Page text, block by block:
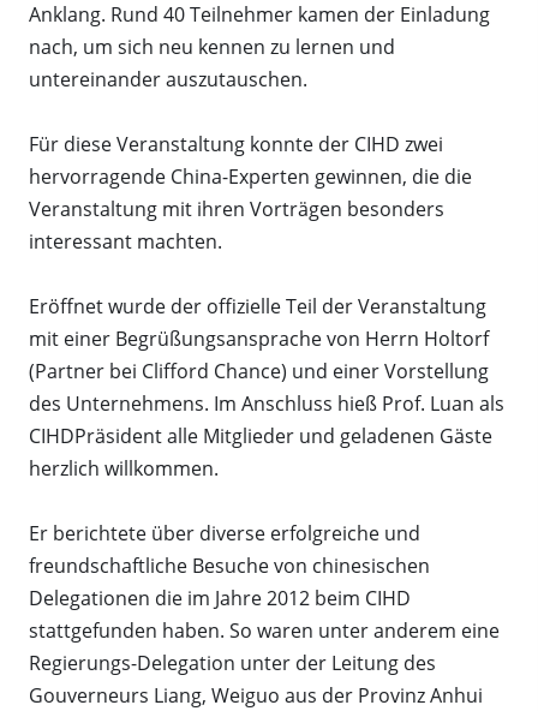
Anklang. Rund 40 Teilnehmer kamen der Einladung
nach, um sich neu kennen zu lernen und
untereinander auszutauschen.
Für diese Veranstaltung konnte der CIHD zwei
hervorragende China-Experten gewinnen, die die
Veranstaltung mit ihren Vorträgen besonders
interessant machten.
Eröffnet wurde der offizielle Teil der Veranstaltung
mit einer Begrüßungsansprache von Herrn Holtorf
(Partner bei Clifford Chance) und einer Vorstellung
des Unternehmens. Im Anschluss hieß Prof. Luan als
CIHDPräsident alle Mitglieder und geladenen Gäste
herzlich willkommen.
Er berichtete über diverse erfolgreiche und
freundschaftliche Besuche von chinesischen
Delegationen die im Jahre 2012 beim CIHD
stattgefunden haben. So waren unter anderem eine
Regierungs-Delegation unter der Leitung des
Gouverneurs Liang, Weiguo aus der Provinz Anhui